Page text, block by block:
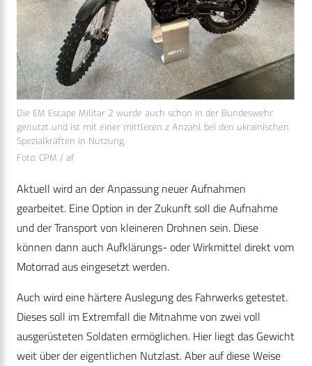
Die EM Escape Militar 2 wurde auch schon in der Bundeswehr
genutzt und ist mit einer mittleren z Anzahl bei den ukrainischen
Spezialkräften in Nutzung.
Foto: CPM / af
Aktuell wird an der Anpassung neuer Aufnahmen
gearbeitet. Eine Option in der Zukunft soll die Aufnahme
und der Transport von kleineren Drohnen sein. Diese
können dann auch Aufklärungs- oder Wirkmittel direkt vom
Motorrad aus eingesetzt werden.
Auch wird eine härtere Auslegung des Fahrwerks getestet.
Dieses soll im Extremfall die Mitnahme von zwei voll
ausgerüsteten Soldaten ermöglichen. Hier liegt das Gewicht
weit über der eigentlichen Nutzlast. Aber auf diese Weise